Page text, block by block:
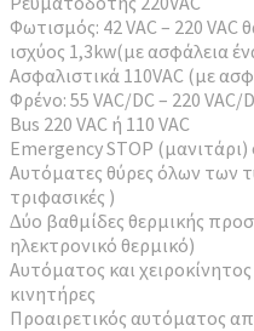
Φωτισµός: 42 VAC – 220 VAC
ισχύος 1,3kw(µε ασφάλεια
Ασφαλιστικά 110VAC (µε
Φρένο: 55 VAC/DC – 220 VAC/
Bus 220 VAC ή 110 VAC
Emergency STOP
Αυτόµατες θύρες όλων των
τριφασικές )
∆ύο βαθµίδες θερµικής
ηλεκτρονικό θερµικό)
Αυτόµατος και
κινητήρες
Προαιρετικός αυτόµατος